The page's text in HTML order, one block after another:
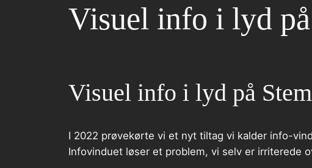
Visuel info i lyd
Visuel info i lyd på
I 2022 prøvekørte vi et nyt tiltag vi kalder info-
Infovinduet løser et problem, vi selv er irriterede